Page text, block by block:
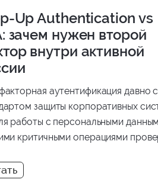
Up Authentication vs
зачем нужен второй
внутри активной
аутентификация давно
защиты корпоративных
работы с персональными
критичными операциями
В этой статье разберем,